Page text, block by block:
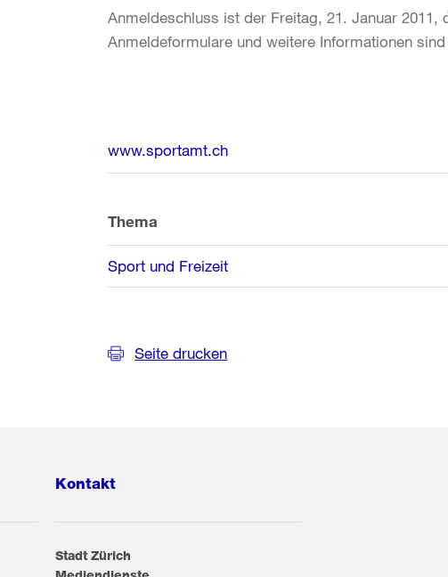
Anmeldeschluss ist der Freitag, 21. Januar
Anmeldeformulare und weitere Informationen
Weitere
Informationen
www.sportamt.ch
Thema
Sport und Freizeit
Seite drucken
Kontakt
Stadt Zürich